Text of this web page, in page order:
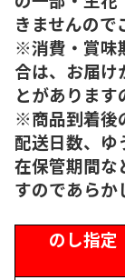
きませんので
※消費・賞味
合は、お届け
とがあります
※商品到着後
配送日数、ゆ
在保管期間な
すのであらか
のし指定